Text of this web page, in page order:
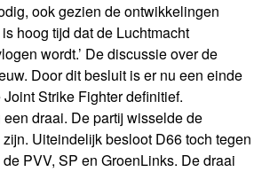
ook gezien de ontwikkelingen
hoog tijd dat de Luchtmacht
wordt.’ De discussie over de
Door dit besluit is er nu een einde
Strike Fighter definitief.
draai. De partij wisselde de
Uiteindelijk besloot D66 toch tegen
PVV, SP en GroenLinks. De draai